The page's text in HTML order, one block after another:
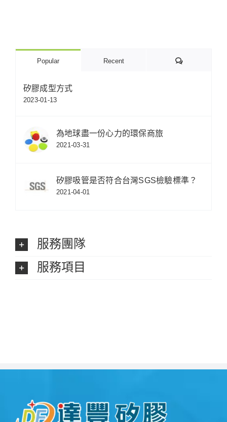
Popular Recent Comments
矽膠成型方式
2023-01-13
為地球盡一份心力的環保商旅
2021-03-31
矽膠吸管是否符合台灣SGS檢驗標準？
2021-04-01
服務團隊
服務項目